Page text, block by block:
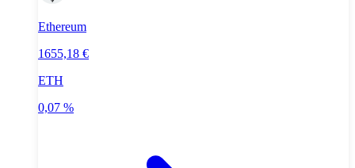
Ethereum
1655,18 €
ETH
0,07 %